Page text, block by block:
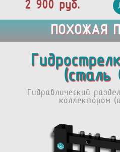
2 900 руб.
ПОХОЖАЯ
(сталь
Гидравлический
коллектором